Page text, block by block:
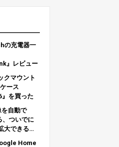
の充電器一
』レビュー
クマウント
ース
』を買った
自動で
、ついでに
大できるよ
Home